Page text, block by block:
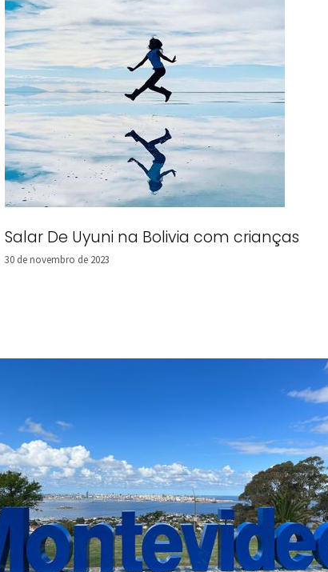
Salar De Uyuni na Bolivia com crianças
30 de novembro de 2023